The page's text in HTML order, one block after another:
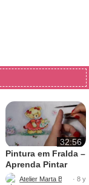
32:56
Pintura em Fralda –
Aprenda Pintar
Ursinha
Atelier Marta Beatriz· 8 y